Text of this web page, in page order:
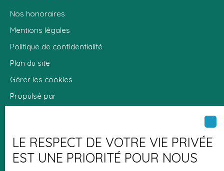
Nos honoraires
Mentions légales
Politique de confidentialité
Plan du site
Gérer les cookies
Propulsé par
+33 2 35 41 46 45
LE RESPECT DE VOTRE VIE PRIVÉE
EST UNE PRIORITÉ POUR NOUS